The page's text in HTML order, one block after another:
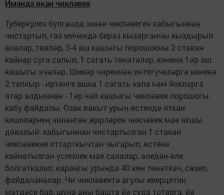
Имәндә икән чикләвек
Туберкулез булганда, имән чикләвеген кабыгыннан
чистартып, газ мичендә бераз кызарганчы кыздырып
алалар, төяләр, 3-4 аш кашыгы порошокны 2 стакан
кайнар суга салып, 1 сәгать төнәтәләр, көненә 1әр аш
кашыгы эчәләр. Шикәр чиреннән интегүчеләргә көненә
2 тапкыр - иртәнге ашка 1 сәгать кала һәм йокларга
ятар алдыннан - 1әр чәй кашыгы чикләвек порошогы
кабу файдалы. Озак вакыт урын өстендә яткан
кешеләрнең чиләнгән җирләрен чикләвек мае яхшы
дәвалый: кабыгыннан чистартылган 1 стакан
чикләвекне иттарткычтан чыгарып, өстенә
кайнатылган үсемлек мае салалар, әледән-әле
болгаткалап, караңгы урында 40 көн төнәткәч, сөзеп,
файдаланалар. Чи чикләвектә агулы кверцетин
матдәсе бар, шуңа аны башта йә суда тотарга, йә